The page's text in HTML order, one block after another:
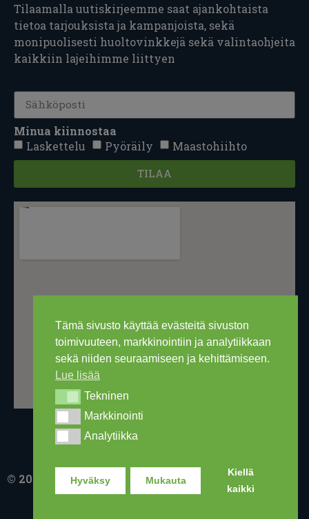
Tämä sivusto käyttää evästeitä sivuston
toimivuuteen, markkinointiin ja analytiikkaan
sekä niiden seuraamiseen ja kehittämiseen.
Lue lisää
TekninenTekninen
MarkkinointiMarkkinointi
AnalytiikkaAnalytiikka
Hyväksy Mukauta
Kiellä
kaikki
Tilaamalla uutiskirjeemme saat ajankohtaista
tietoa tarjouksista ja kampanjoista, sekä
monipuolisesti huoltovinkkejä sekä valintaohjeita
kaikkiin lajeihimme liittyen
Minua kiinnostaa
Laskettelu
Pyöräily Maastohiihto
TILAA
© 2016-2026 Ski Out Bike, Ski-Outlet Finland Oy